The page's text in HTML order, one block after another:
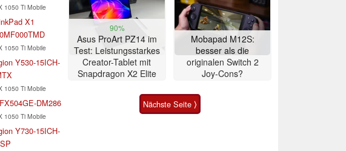
1050 Ti Mobile
X1
1050 Ti Mobile
Y530-15ICH-
1050 Ti Mobile
DM286
1050 Ti Mobile
Y730-15ICH-
90%
Asus ProArt PZ14 im
Test: Leistungsstarkes
Creator-Tablet mit
Snapdragon X2 Elite
Mobapad M12S:
besser als die
originalen Switch 2
Joy-Cons?
Nächste Seite ⟩